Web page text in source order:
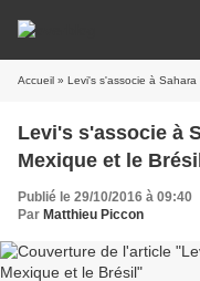
Accueil » Levi's s'associe à
Levi's s'associe à
Mexique et le Brésil
Publié le 29/10/2016 à 09:40
Par Matthieu Piccon